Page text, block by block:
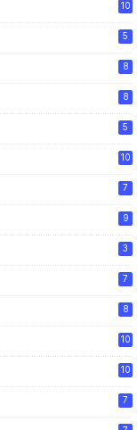
10
5
8
8
5
10
7
9
3
7
8
10
10
7